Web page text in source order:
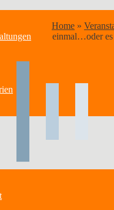
Home »
einmal…oder es